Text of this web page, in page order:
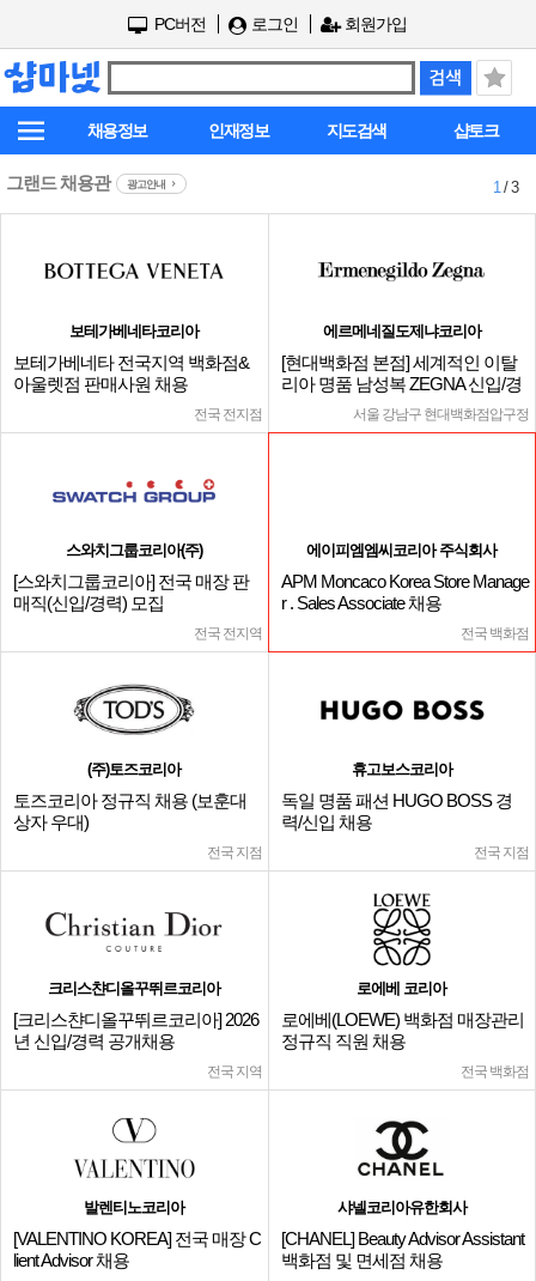
PC버전 로그인 회원가입
채용정보 인재정보 지도검색 샵토크
그랜드 채용관 광고안내 1/ 3
보테가베네타코리아
보테가베네타 전국지역 백화점&
아울렛점 판매사원 채용
전국 전지점
에르메네질도제냐코리아
[현대백화점 본점] 세계적인 이탈
리아 명품 남성복 ZEGNA 신입/경
서울 강남구 현대백화점압구정
스와치그룹코리아(주)
[스와치그룹코리아] 전국 매장 판
매직(신입/경력) 모집
전국 전지역
에이피엠엠씨코리아 주식회사
APM Moncaco Korea Store Manage
r . Sales Associate 채용
전국 백화점
(주)토즈코리아
토즈코리아 정규직 채용 (보훈대
상자 우대)
전국 지점
휴고보스코리아
독일 명품 패션 HUGO BOSS 경
력/신입 채용
전국 지점
크리스챤디올꾸뛰르코리아
[크리스챤디올꾸뛰르코리아] 2026
년 신입/경력 공개채용
전국 지역
로에베 코리아
로에베(LOEWE) 백화점 매장관리
정규직 직원 채용
전국 백화점
발렌티노코리아
[VALENTINO KOREA] 전국 매장 C
lient Advisor 채용
샤넬코리아유한회사
[CHANEL] Beauty Advisor Assistant
백화점 및 면세점 채용